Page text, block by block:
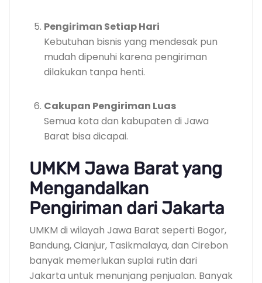
Pengiriman Setiap Hari
Kebutuhan bisnis yang mendesak pun
mudah dipenuhi karena pengiriman
dilakukan tanpa henti.
Cakupan Pengiriman Luas
Semua kota dan kabupaten di Jawa
Barat bisa dicapai.
UMKM Jawa Barat yang
Mengandalkan
Pengiriman dari Jakarta
UMKM di wilayah Jawa Barat seperti Bogor,
Bandung, Cianjur, Tasikmalaya, dan Cirebon
banyak memerlukan suplai rutin dari
Jakarta untuk menunjang penjualan. Banyak